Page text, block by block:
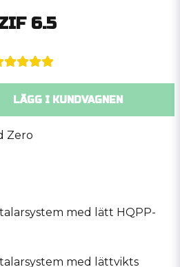
6.5
LÄGG I KUNDVAGNEN
Zero
med lätt HQPP-
med lättvikts